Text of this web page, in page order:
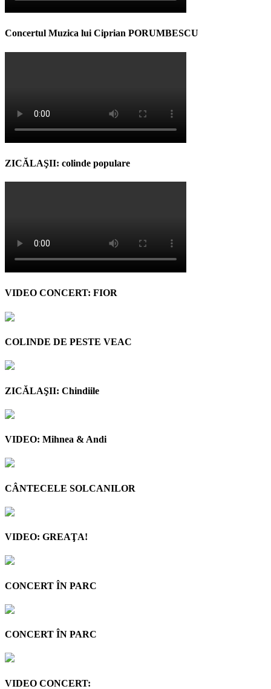
Concertul Muzica lui Ciprian PORUMBESCU
ZICĂLAŞII: colinde populare
VIDEO CONCERT: FIOR
COLINDE DE PESTE VEAC
ZICĂLAŞII: Chindiile
VIDEO: Mihnea & Andi
CÂNTECELE SOLCANILOR
VIDEO: GREAŢA!
CONCERT ÎN PARC
CONCERT ÎN PARC
VIDEO CONCERT: